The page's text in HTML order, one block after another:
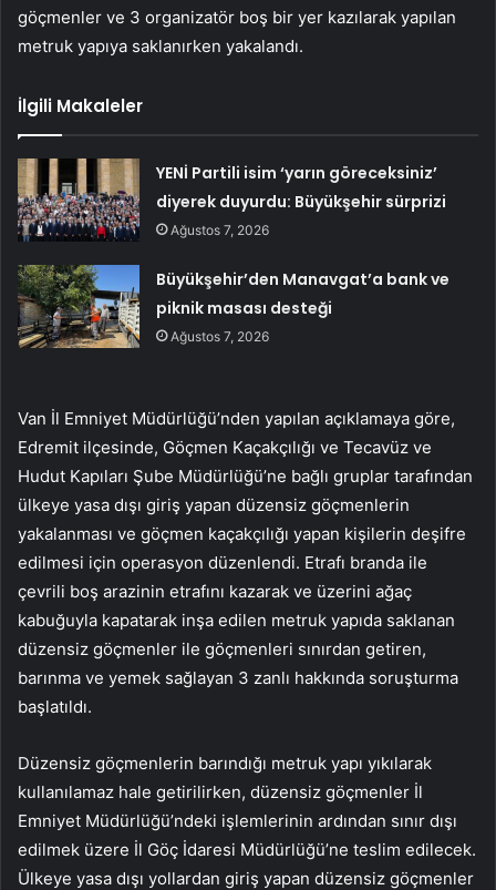
göçmenler ve 3 organizatör boş bir yer kazılarak yapılan
metruk yapıya saklanırken yakalandı.
İlgili Makaleler
YENİ Partili isim ‘yarın göreceksiniz’
diyerek duyurdu: Büyükşehir sürprizi
Ağustos 7, 2026
Büyükşehir’den Manavgat’a bank ve
piknik masası desteği
Ağustos 7, 2026
Van İl Emniyet Müdürlüğü’nden yapılan açıklamaya göre,
Edremit ilçesinde, Göçmen Kaçakçılığı ve Tecavüz ve
Hudut Kapıları Şube Müdürlüğü’ne bağlı gruplar tarafından
ülkeye yasa dışı giriş yapan düzensiz göçmenlerin
yakalanması ve göçmen kaçakçılığı yapan kişilerin deşifre
edilmesi için operasyon düzenlendi. Etrafı branda ile
çevrili boş arazinin etrafını kazarak ve üzerini ağaç
kabuğuyla kapatarak inşa edilen metruk yapıda saklanan
düzensiz göçmenler ile göçmenleri sınırdan getiren,
barınma ve yemek sağlayan 3 zanlı hakkında soruşturma
başlatıldı.
Düzensiz göçmenlerin barındığı metruk yapı yıkılarak
kullanılamaz hale getirilirken, düzensiz göçmenler İl
Emniyet Müdürlüğü’ndeki işlemlerinin ardından sınır dışı
edilmek üzere İl Göç İdaresi Müdürlüğü’ne teslim edilecek.
Ülkeye yasa dışı yollardan giriş yapan düzensiz göçmenler